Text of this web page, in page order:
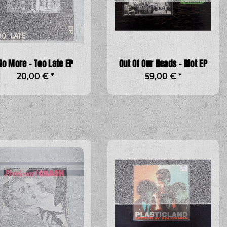
More - Too Late EP
20,00 € *
Out Of Our Heads - Riot EP
59,00 € *
- Still Fucking
col. Lp
€